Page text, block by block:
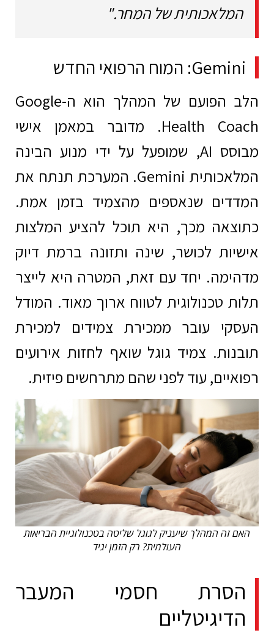
המלאכותית של המחר."
Gemini: המוח הרפואי החדש
הלב הפועם של המהלך הוא ה-Google
Health Coach. מדובר במאמן אישי
מבוסס AI, שמופעל על ידי מנוע הבינה
המלאכותית Gemini. המערכת תנתח את
המדדים שנאספים מהצמיד בזמן אמת.
כתוצאה מכך, היא תוכל להציע המלצות
אישיות לכושר, שינה ותזונה ברמת דיוק
מדהימה. יחד עם זאת, המטרה היא לייצר
תלות טכנולוגית לטווח ארוך מאוד. המודל
העסקי עובר ממכירת צמידים למכירת
תובנות. צמיד גוגל שואף לחזות אירועים
רפואיים, עוד לפני שהם מתרחשים פיזית.
האם זה המהלך שיעניק לגוגל שליטה בטכנולוגיית הבריאות
העולמית? רק הזמן יגיד
הסרת חסמי המעבר
הדיגיטליים